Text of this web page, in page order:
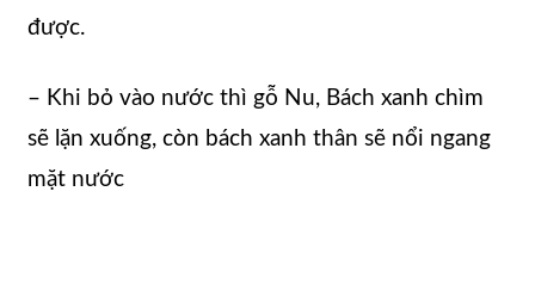
được.
– Khi bỏ vào nước thì gỗ Nu, Bách xanh chìm
sẽ lặn xuống, còn bách xanh thân sẽ nổi ngang
mặt nước